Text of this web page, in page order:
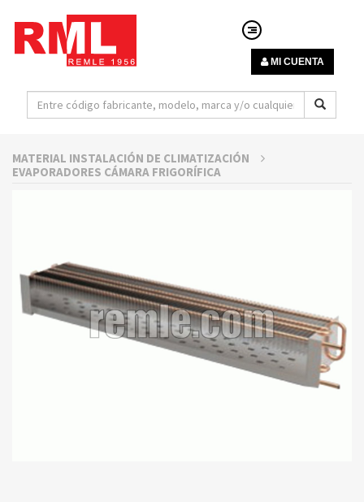
MI CUENTA
MATERIAL INSTALACIÓN DE CLIMATIZACIÓN
EVAPORADORES CÁMARA FRIGORÍFICA